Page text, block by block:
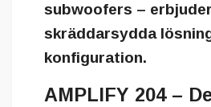
subwoofers –
skräddarsydda
konfiguration.
AMPLIFY 204 –